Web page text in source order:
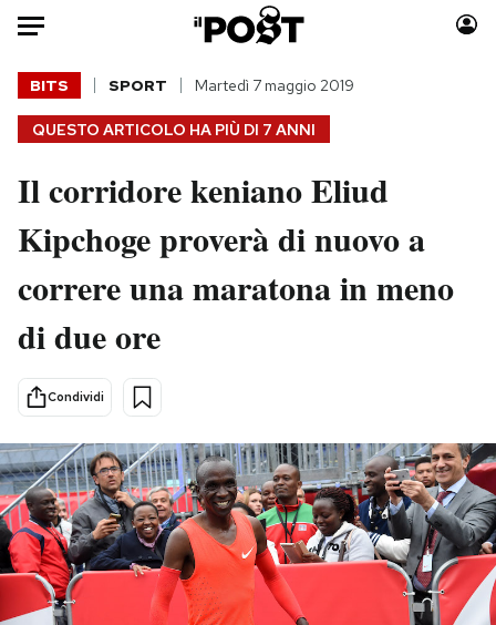
Auto
HOME
Italia
Politica
Tecnologia
Scienza
Cultura
Economia
Sport
Moda
Consumismi
Storie/Idee
Mondiali calcio 2026
PODCAST
NEWSLETTER
QUESTO ARTICOLO HA PIÙ DI 7 ANNI
BITS SPORT Martedì 7 maggio 2019
Il corridore keniano Eliud
Kipchoge proverà di nuovo a
correre una maratona in meno
di due ore
Condividi